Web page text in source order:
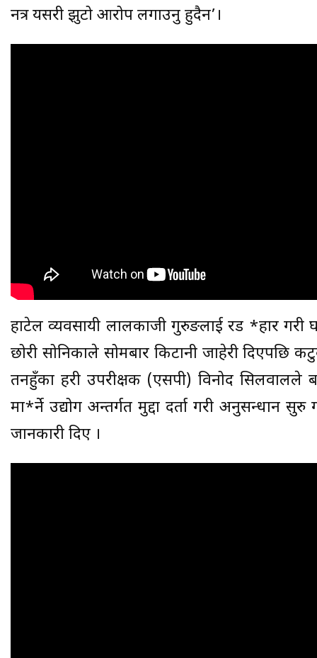
नत्र यसरी झुटो आरोप लगाउनु हुदैन’।
हाटेल व्यवसायी लालकाजी गुरुङलाई रड प्र*हार
छोरी सोनिकाले सोमबार किटानी जाहेरी दिएपछि
तनहुँका प्रहरी उपरीक्षक (एसपी) विनोद सिलवालले
मा*र्ने उद्योग अन्तर्गत मुद्दा दर्ता गरी अनुसन्धान
जानकारी दिए ।